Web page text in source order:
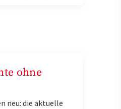
ohne
neu: die aktuelle